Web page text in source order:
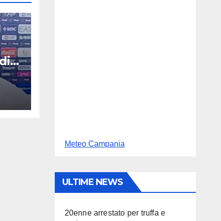
Meteo Campania
ULTIME NEWS
20enne arrestato per truffa e